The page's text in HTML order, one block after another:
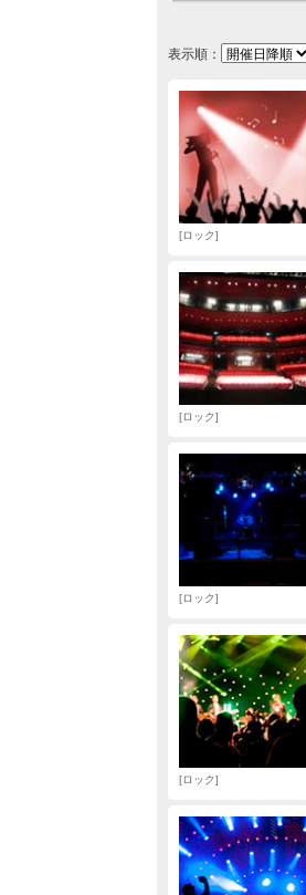
表示順：
ロック
ロック
ロック
ロック